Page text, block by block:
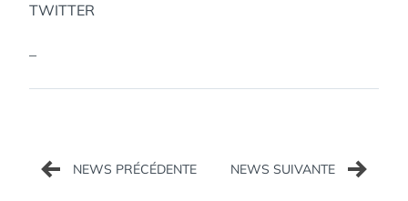
TWITTER
–
Navigation
de